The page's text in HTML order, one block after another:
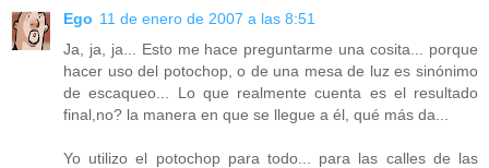
Ego 11 de enero de 2007 a las 8:51
Ja, ja, ja... Esto me hace preguntarme una cosita... porque
hacer uso del potochop, o de una mesa de luz es sinónimo
de escaqueo... Lo que realmente cuenta es el resultado
final,no? la manera en que se llegue a él, qué más da...
Yo utilizo el potochop para todo... para las calles de las